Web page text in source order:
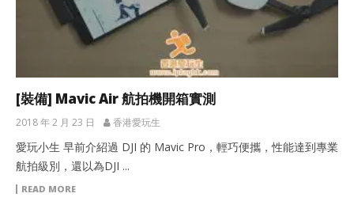
[裝備] Mavic Air 航拍機開箱實測
2018 年 2 月 23 日 香港愛玩生
愛玩小生 早前介紹過 DJI 的 Mavic Pro，輕巧便攜，性能達到專業
航拍級別，還以為DJI ...
READ MORE